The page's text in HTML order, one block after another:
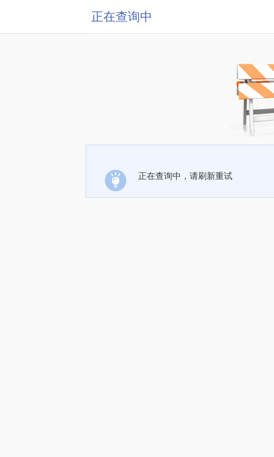
正在查询中
正在查询中，请刷新重试